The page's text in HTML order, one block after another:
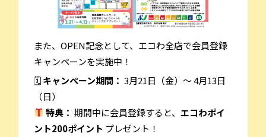
また、OPEN記念として、エコわ全店で会員登録
キャンペーンを実施中！
🗓キャンペーン期間： 3月21日（金）～ 4月13日
（日）
特典： 期間中に会員登録すると、エコわポイ
ント200ポイント プレゼント！